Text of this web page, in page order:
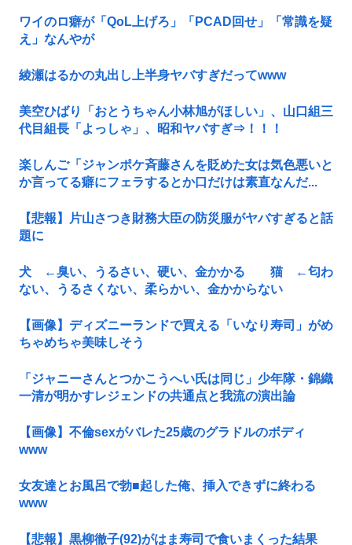
ワイのロ癖が「QoL上げろ」「PCAD回せ」「常識を疑
え」なんやが
綾瀬はるかの丸出し上半身ヤバすぎだってwww
美空ひばり「おとうちゃん小林旭がほしい」、山口組三
代目組長「よっしゃ」、昭和ヤバすぎ⇒！！！
楽しんご「ジャンポケ斉藤さんを貶めた女は気色悪いと
か言ってる癖にフェラするとか口だけは素直なんだ...
【悲報】片山さつき財務大臣の防災服がヤバすぎると話
題に
犬 ←臭い、うるさい、硬い、金かかる 猫 ←匂わ
ない、うるさくない、柔らかい、金かからない
【画像】ディズニーランドで買える「いなり寿司」がめ
ちゃめちゃ美味しそう
「ジャニーさんとつかこうへい氏は同じ」少年隊・錦織
一清が明かすレジェンドの共通点と我流の演出論
【画像】不倫sexがバレた25歳のグラドルのボディ
www
女友達とお風呂で勃■起した俺、挿入できずに終わる
www
【悲報】黒柳徹子(92)がはま寿司で食いまくった結果